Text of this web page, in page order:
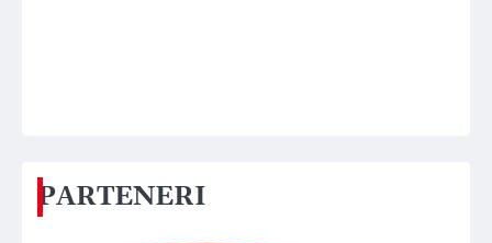
PARTENERI